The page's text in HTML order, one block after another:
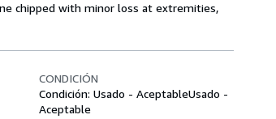
chipped with minor loss at extremities,
CONDICIÓN
Condición: Usado - AceptableUsado -
Aceptable